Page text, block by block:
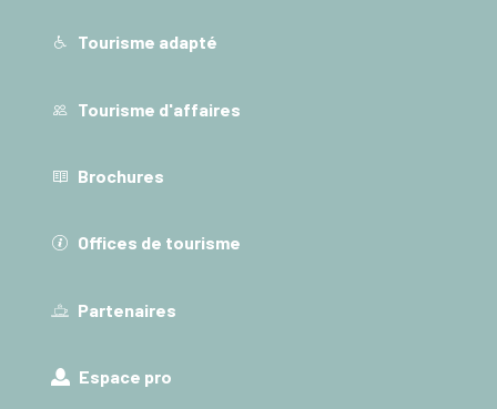
Tourisme adapté
Tourisme d'affaires
Brochures
Offices de tourisme
Partenaires
Espace pro